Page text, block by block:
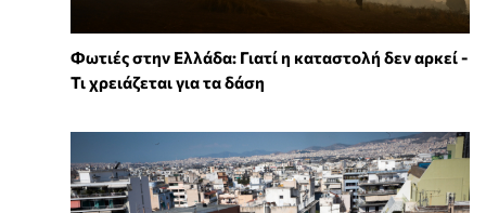
Φωτιές στην Ελλάδα: Γιατί η καταστολή δεν αρκεί -
Τι χρειάζεται για τα δάση